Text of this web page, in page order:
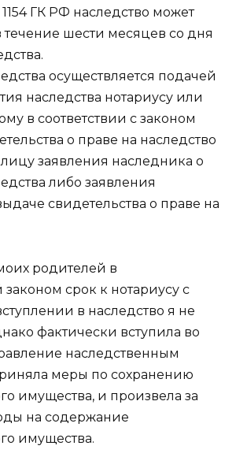
1154 ГК РФ наследство может
течение шести месяцев со дня
осуществляется подачей
наследства нотариусу или
в соответствии с законом
о праве на наследство
заявления наследника о
либо заявления
свидетельства о праве на
родителей в
срок к нотариусу с
в наследство я не
фактически вступила во
наследственным
меры по сохранению
имущества, и произвела за
на содержание
имущества.